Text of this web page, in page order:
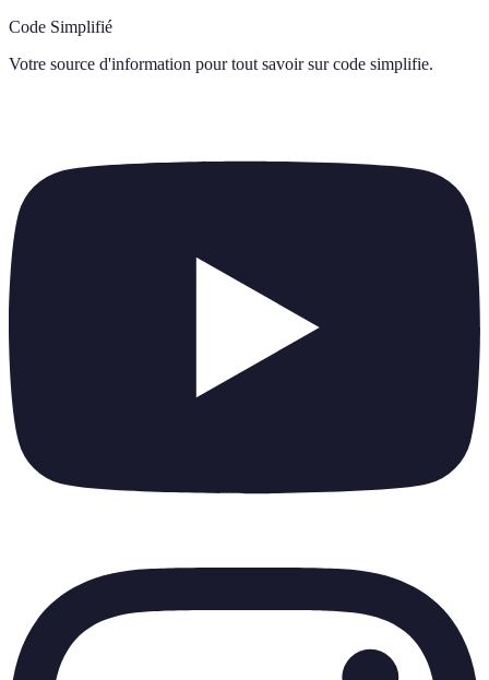
Code Simplifié
Votre source d'information pour tout savoir sur code simplifie.